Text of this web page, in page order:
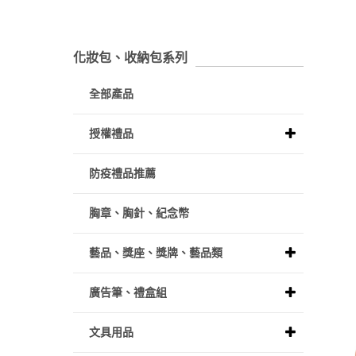
化妝包、收納包系列
全部產品
授權禮品
防疫禮品推薦
胸章、胸針、紀念幣
藝品、獎座、獎牌、藝品類
廣告筆、禮盒組
文具用品